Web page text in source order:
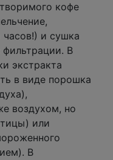
кофе
и сушка
фильтрации. В
экстракта
в виде порошка
воздухом, но
или
В